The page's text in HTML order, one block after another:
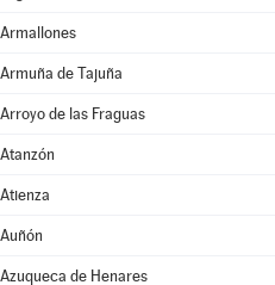
Armallones
Armuña de Tajuña
Arroyo de las Fraguas
Atanzón
Atienza
Auñón
Azuqueca de Henares